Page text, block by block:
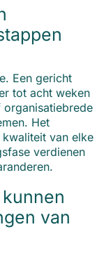
Een gericht
tot acht weken
Het
van elke
verdienen
van